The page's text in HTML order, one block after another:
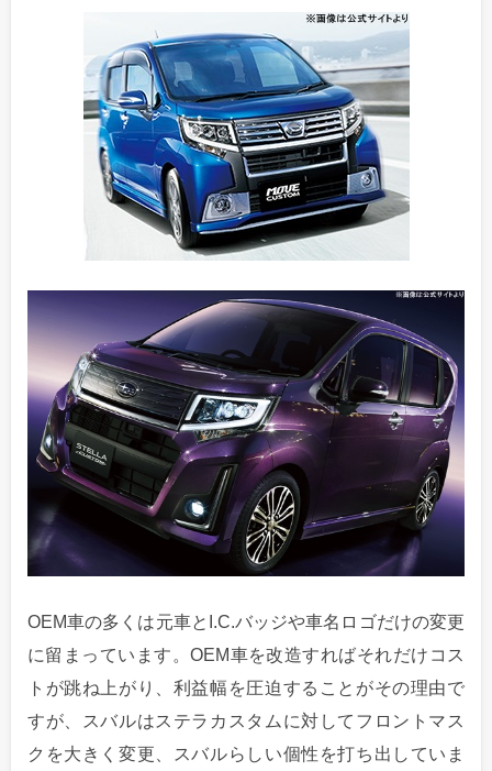
OEM車の多くは元車とI.C.バッジや車名ロゴだけの変更
に留まっています。OEM車を改造すればそれだけコス
トが跳ね上がり、利益幅を圧迫することがその理由で
すが、スバルはステラカスタムに対してフロントマス
クを大きく変更、スバルらしい個性を打ち出していま